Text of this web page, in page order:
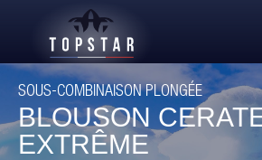
SOUS-COMBINAISON PLONGÉE
BLOUSON
EXTRÊME